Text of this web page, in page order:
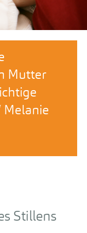
Mutter
Melanie
Stillens